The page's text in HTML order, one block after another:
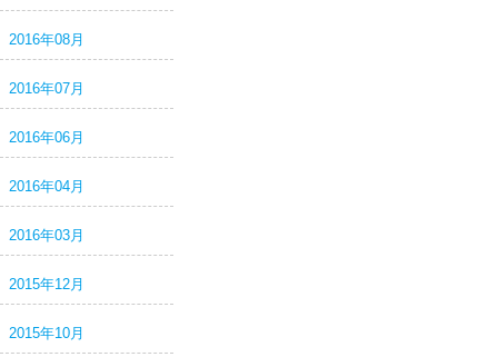
2016年08月
2016年07月
2016年06月
2016年04月
2016年03月
2015年12月
2015年10月